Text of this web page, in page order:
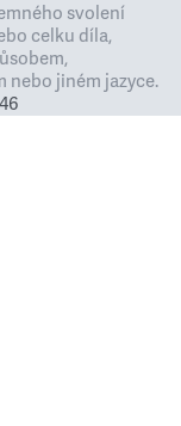
svolení
celku díla,
nebo jiném jazyce.